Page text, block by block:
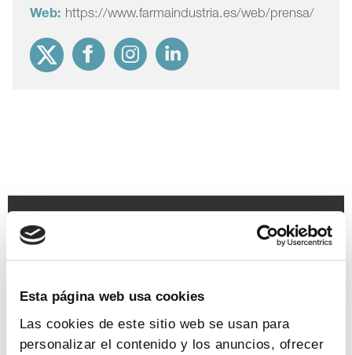
Esta página web usa cookies
Las cookies de este sitio web se usan para
personalizar el contenido y los anuncios, ofrecer
Web: https://www.farmaindustria.es/web/prensa/
TEMAS
Acceso Coronavirus Ensayos clínicos Farmaindustria
Legislación MedicamentosPacientes